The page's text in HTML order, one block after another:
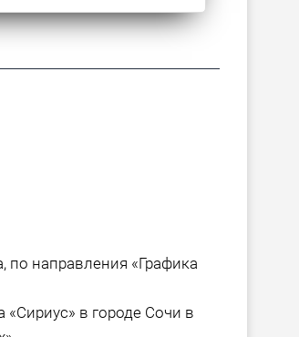
направления «Графика
в городе Сочи в